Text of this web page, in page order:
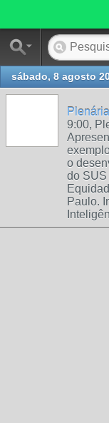
sábado, 8 agosto
9:00,
o
do
Paulo.